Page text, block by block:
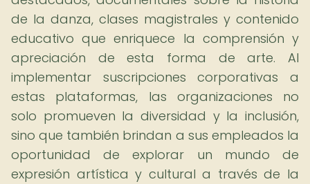
de la danza, clases magistrales y contenido
educativo que enriquece la comprensión y
apreciación de esta forma de arte. Al
implementar suscripciones corporativas a
estas plataformas, las organizaciones no
solo promueven la diversidad y la inclusión,
sino que también brindan a sus empleados la
oportunidad de explorar un mundo de
expresión artística y cultural a través de la